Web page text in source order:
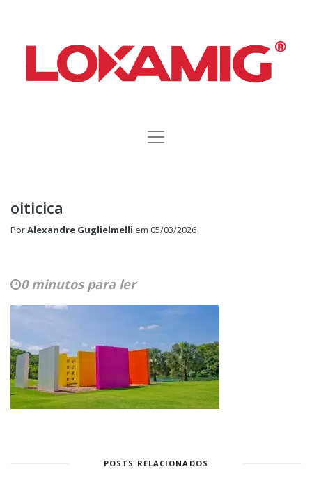
oiticica
PorAlexandre Guglielmelli em 05/03/2026
0 minutos para ler
POSTS RELACIONADOS